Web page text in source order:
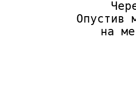
Опустив
на